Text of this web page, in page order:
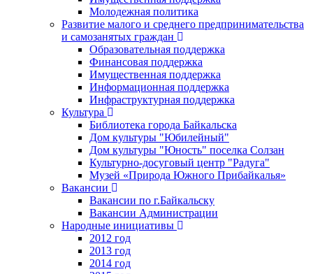
Молодежная политика
Развитие малого и среднего предпринимательства
и самозанятых граждан
Образовательная поддержка
Финансовая поддержка
Имущественная поддержка
Информационная поддержка
Инфраструктурная поддержка
Культура
Библиотека города Байкальска
Дом культуры "Юбилейный"
Дом культуры "Юность" поселка Солзан
Культурно-досуговый центр "Радуга"
Музей «Природа Южного Прибайкалья»
Вакансии
Вакансии по г.Байкальску
Вакансии Администрации
Народные инициативы
2012 год
2013 год
2014 год